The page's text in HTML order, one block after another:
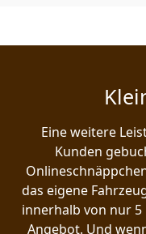
Eine weitere
Kunden
das eigene
innerhalb von nur
Angebot. Und